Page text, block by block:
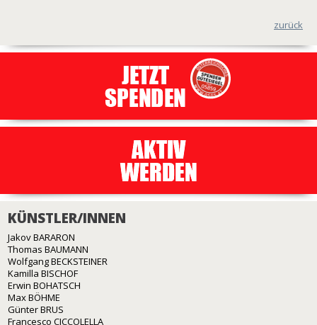
zurück
KÜNSTLER/INNEN
Jakov BARARON
Thomas BAUMANN
Wolfgang BECKSTEINER
Kamilla BISCHOF
Erwin BOHATSCH
Max BÖHME
Günter BRUS
Francesco CICCOLELLA